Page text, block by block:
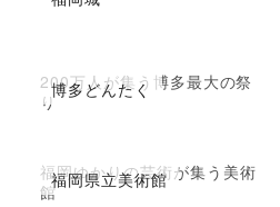
博多どんたく
200万人が集う博多最大の祭
り
福岡県立美術館
福岡ゆかりの芸術が集う美術
館